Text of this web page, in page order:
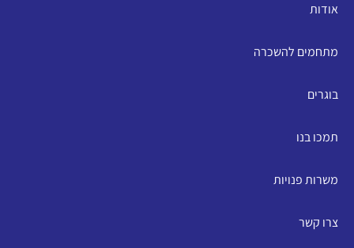
אודות
מתחמים להשכרה
בוגרים
תמכו בנו
משרות פנויות
צרו קשר